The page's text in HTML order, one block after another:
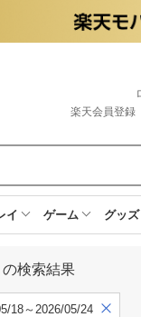
楽天会員登録
イ ゲーム グッズ
の検索結果
18～2026/05/24